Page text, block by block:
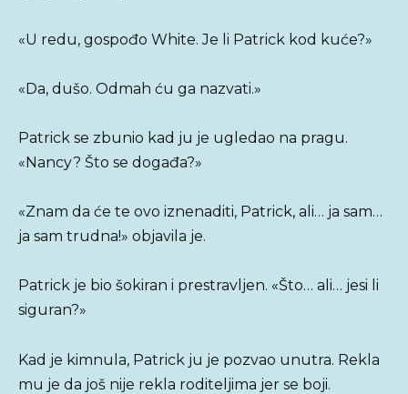
«U redu, gospođo White. Je li Patrick kod kuće?»
«Da, dušo. Odmah ću ga nazvati.»
Patrick se zbunio kad ju je ugledao na pragu.
«Nancy? Što se događa?»
«Znam da će te ovo iznenaditi, Patrick, ali… ja sam…
ja sam trudna!» objavila je.
Patrick je bio šokiran i prestravljen. «Što… ali… jesi li
siguran?»
Kad je kimnula, Patrick ju je pozvao unutra. Rekla
mu je da još nije rekla roditeljima jer se boji.